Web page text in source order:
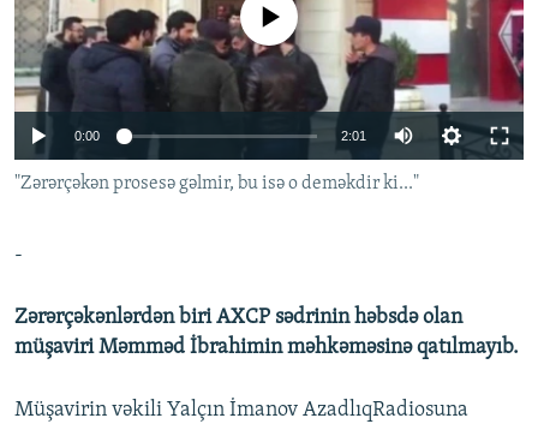
İNFOQRAFIKA
KARIKATURA
AZƏRBAYCAN ƏDƏBIYYATI KITABXANASI
İSLAM VƏ DEMOKRATIYA
İZ - MƏDƏNIYYƏT PROQRAMI
MISSIYAMIZ
PEŞƏ ETIKASI VƏ JURNALISTIKA STANDARTLARIMIZ
MATERIALLARIMIZDAN ISTIFADƏ
AZADLIQRADIOSU MOBIL TELEFONUNUZDA
BIZIMLƏ ƏLAQƏ
BIZI IZLƏ
RFE/RL-in bütün saytları
No media source currently available
0:00 2:01
"Zərərçəkən prosesə gəlmir, bu isə o deməkdir ki..."
-
Zərərçəkənlərdən biri AXCP sədrinin həbsdə olan
müşaviri Məmməd İbrahimin məhkəməsinə qatılmayıb.
Müşavirin vəkili Yalçın İmanov AzadlıqRadiosuna